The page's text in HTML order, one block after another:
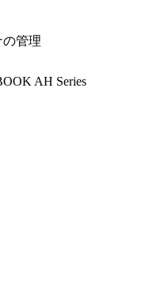
の管理
AH Series